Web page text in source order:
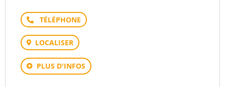
Téléphone
LOCALISER
PLUS D'INFOS